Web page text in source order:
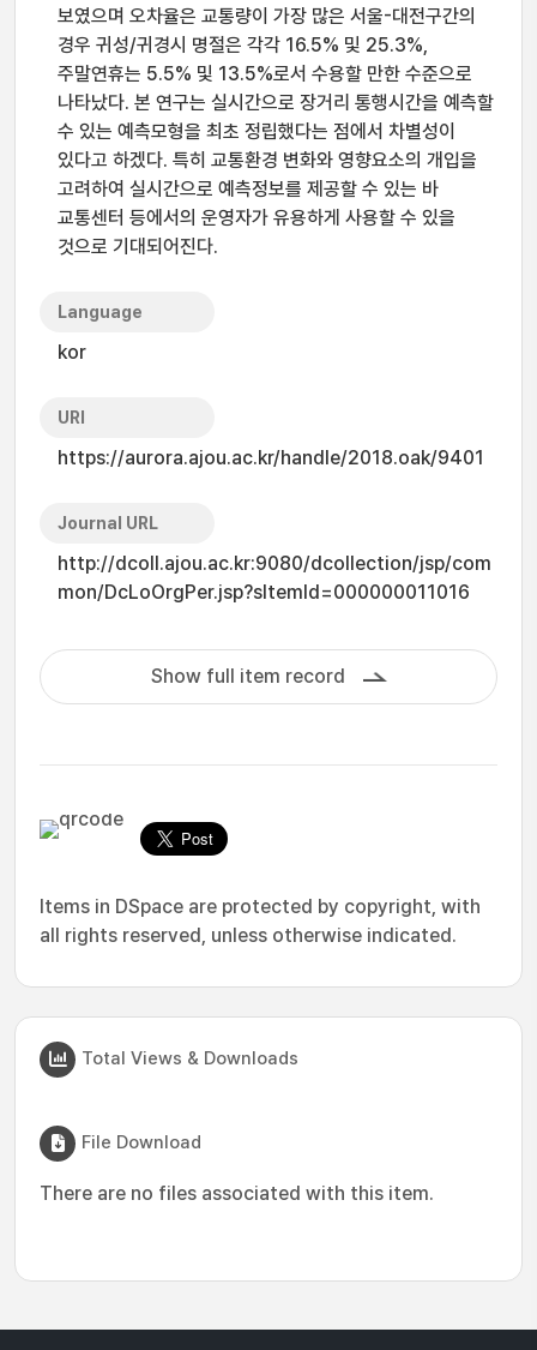
보였으며 오차율은 교통량이 가장 많은 서울-대전구간의
경우 귀성/귀경시 명절은 각각 16.5% 및 25.3%,
주말연휴는 5.5% 및 13.5%로서 수용할 만한 수준으로
나타났다. 본 연구는 실시간으로 장거리 통행시간을 예측할
수 있는 예측모형을 최초 정립했다는 점에서 차별성이
있다고 하겠다. 특히 교통환경 변화와 영향요소의 개입을
고려하여 실시간으로 예측정보를 제공할 수 있는 바
교통센터 등에서의 운영자가 유용하게 사용할 수 있을
것으로 기대되어진다.
Language
kor
URI
https://aurora.ajou.ac.kr/handle/2018.oak/9401
Journal URL
http://dcoll.ajou.ac.kr:9080/dcollection/jsp/com
mon/DcLoOrgPer.jsp?sItemId=000000011016
Show full item record
Items in DSpace are protected by copyright, with
all rights reserved, unless otherwise indicated.
Total Views & Downloads
File Download
There are no files associated with this item.